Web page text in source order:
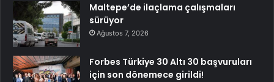
Maltepe’de ilaçlama çalışmaları
sürüyor
Ağustos 7, 2026
Forbes Türkiye 30 Altı 30 başvuruları
için son dönemece girildi!